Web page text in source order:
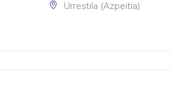
Urrestila (Azpeitia)